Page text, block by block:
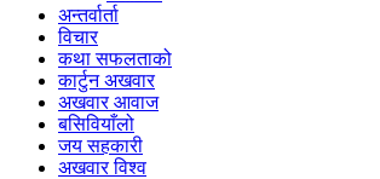
अन्तर्वार्ता
विचार
कथा सफलताको
कार्टुन अखवार
अखवार आवाज
बसिवियाँलो
जय सहकारी
अखवार विश्व